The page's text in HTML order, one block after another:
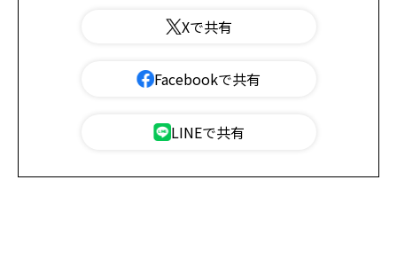
Xで共有
Facebookで共有
LINEで共有